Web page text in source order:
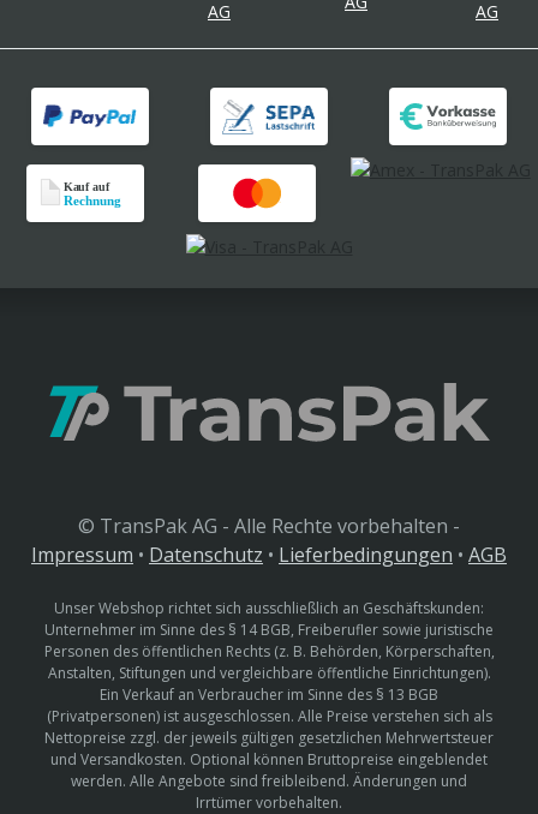
© TransPak AG - Alle Rechte vorbehalten -
Impressum • Datenschutz • Lieferbedingungen • AGB
Unser Webshop richtet sich ausschließlich an Geschäftskunden:
Unternehmer im Sinne des § 14 BGB, Freiberufler sowie juristische
Personen des öffentlichen Rechts (z. B. Behörden, Körperschaften,
Anstalten, Stiftungen und vergleichbare öffentliche Einrichtungen).
Ein Verkauf an Verbraucher im Sinne des § 13 BGB
(Privatpersonen) ist ausgeschlossen. Alle Preise verstehen sich als
Nettopreise zzgl. der jeweils gültigen gesetzlichen Mehrwertsteuer
und Versandkosten. Optional können Bruttopreise eingeblendet
werden. Alle Angebote sind freibleibend. Änderungen und
Irrtümer vorbehalten.